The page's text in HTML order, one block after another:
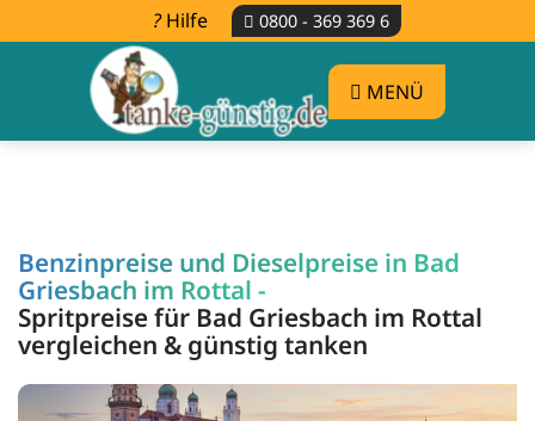
Hilfe 0800 - 369 369 6
MENÜ
Benzinpreise und Dieselpreise in Bad
Griesbach im Rottal -
Spritpreise für Bad Griesbach im Rottal
vergleichen & günstig tanken